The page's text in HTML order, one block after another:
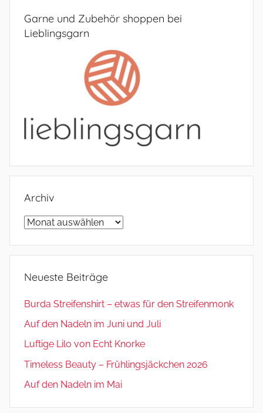
Garne und Zubehör shoppen bei
Lieblingsgarn
Archiv
Archiv
Neueste Beiträge
Burda Streifenshirt – etwas für den Streifenmonk
Auf den Nadeln im Juni und Juli
Luftige Lilo von Echt Knorke
Timeless Beauty – Frühlingsjäckchen 2026
Auf den Nadeln im Mai